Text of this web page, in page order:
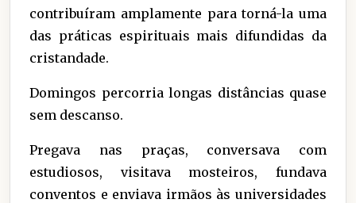
contribuíram amplamente para torná-la uma
das práticas espirituais mais difundidas da
cristandade.
Domingos percorria longas distâncias quase
sem descanso.
Pregava nas praças, conversava com
estudiosos, visitava mosteiros, fundava
conventos e enviava irmãos às universidades